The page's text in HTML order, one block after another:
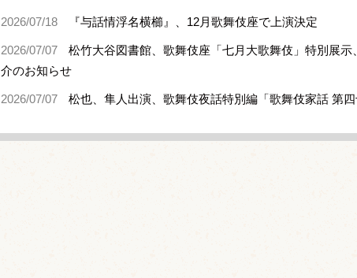
2026/07/18 『与話情浮名横櫛』、12月歌舞伎座で上演決定
2026/07/07
松竹大谷図書館、歌舞伎座「七月大歌舞伎」特別展
介のお知らせ
2026/07/07 松也、隼人出演、歌舞伎夜話特別編「歌舞伎家話 第